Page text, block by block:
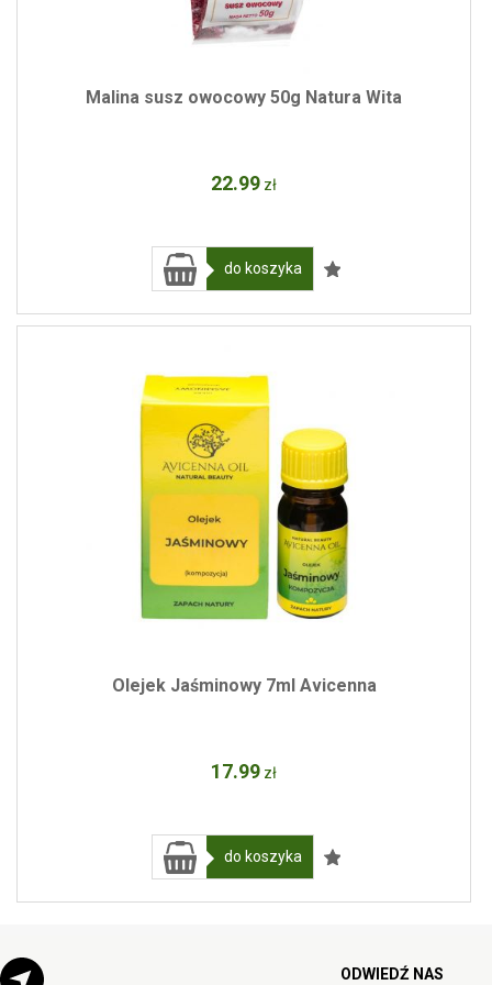
Malina susz owocowy 50g Natura Wita
22.99 zł
do koszyka
Olejek Jaśminowy 7ml Avicenna
17.99 zł
do koszyka
ODWIEDŹ NAS